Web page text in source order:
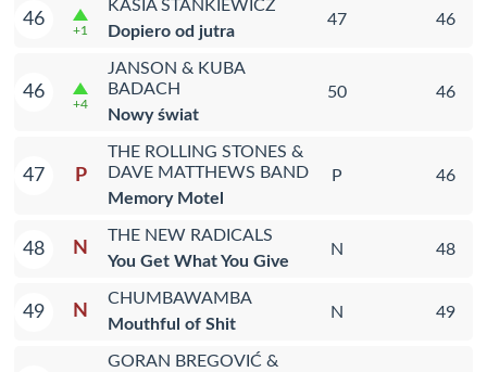
46
+1
KASIA STANKIEWICZ
Dopiero od jutra
47 46
46
+4
JANSON & KUBA
BADACH
Nowy świat
50 46
47 P
THE ROLLING STONES &
DAVE MATTHEWS BAND
Memory Motel
P 46
48 N
THE NEW RADICALS
You Get What You Give
N 48
49 N
CHUMBAWAMBA
Mouthful of Shit
N 49
GORAN BREGOVIĆ &